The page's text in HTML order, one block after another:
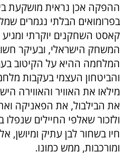
ההפקה אכן נראית מושקעת
בפרומואים הבלתי נגמרים
קאסט השחקנים יוקרתי
המשחק הישראלי, ובעיקר
המלחמה ההיא על הקיטוב
והביטחון העצמי בעקבות
מילאו את האוויר והאווירה
את הבילבול, את הפאניקה
ולזכור שאלפי החיילים
חיו בשחור לבן עתיק ומיושן,
ומורכבות, ממש כמונו.